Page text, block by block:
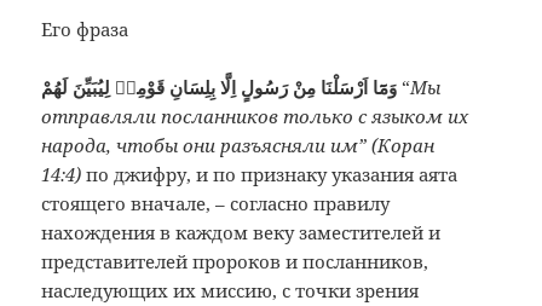
Его фраза
“Мы
отправляли посланников только с языком их
народа, чтобы они разъясняли им” (Коран
14:4)по джифру, и по признаку указания аята
стоящего вначале, – согласно правилу
нахождения в каждом веку заместителей и
представителей пророков и посланников,
наследующих их миссию, с точки зрения